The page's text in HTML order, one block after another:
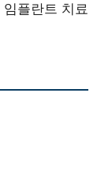
임플란트 치료